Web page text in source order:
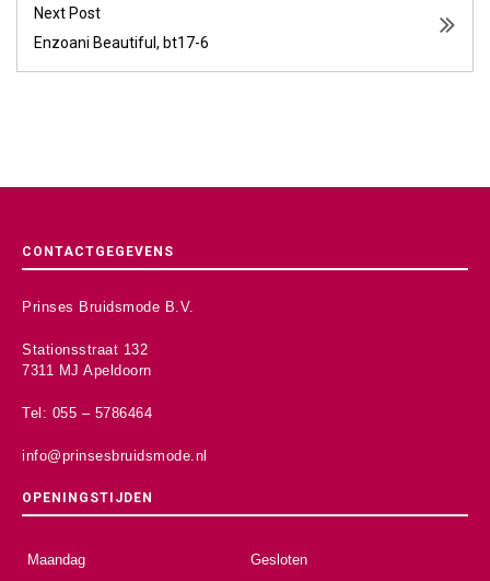
Next Post
Enzoani Beautiful, bt17-6
CONTACTGEGEVENS
Prinses Bruidsmode B.V.
Stationsstraat 132
7311 MJ Apeldoorn
Tel: 055 – 5786464
info@prinsesbruidsmode.nl
OPENINGSTIJDEN
Maandag Gesloten